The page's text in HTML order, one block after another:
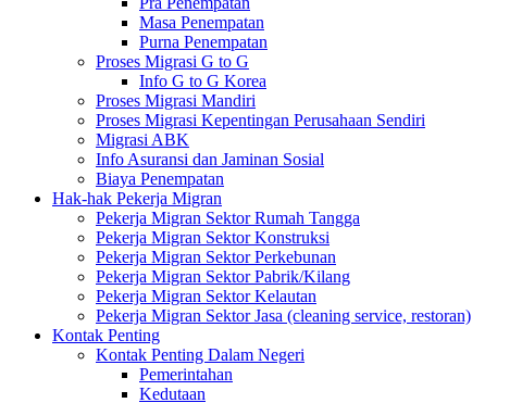
Masa Penempatan
Purna Penempatan
Proses Migrasi G to G
Info G to G Korea
Proses Migrasi Mandiri
Proses Migrasi Kepentingan Perusahaan Sendiri
Migrasi ABK
Info Asuransi dan Jaminan Sosial
Biaya Penempatan
Hak-hak Pekerja Migran
Pekerja Migran Sektor Rumah Tangga
Pekerja Migran Sektor Konstruksi
Pekerja Migran Sektor Perkebunan
Pekerja Migran Sektor Pabrik/Kilang
Pekerja Migran Sektor Kelautan
Pekerja Migran Sektor Jasa (cleaning service, restoran)
Kontak Penting
Kontak Penting Dalam Negeri
Pemerintahan
Kedutaan